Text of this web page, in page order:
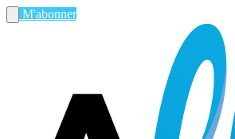
M'abonner